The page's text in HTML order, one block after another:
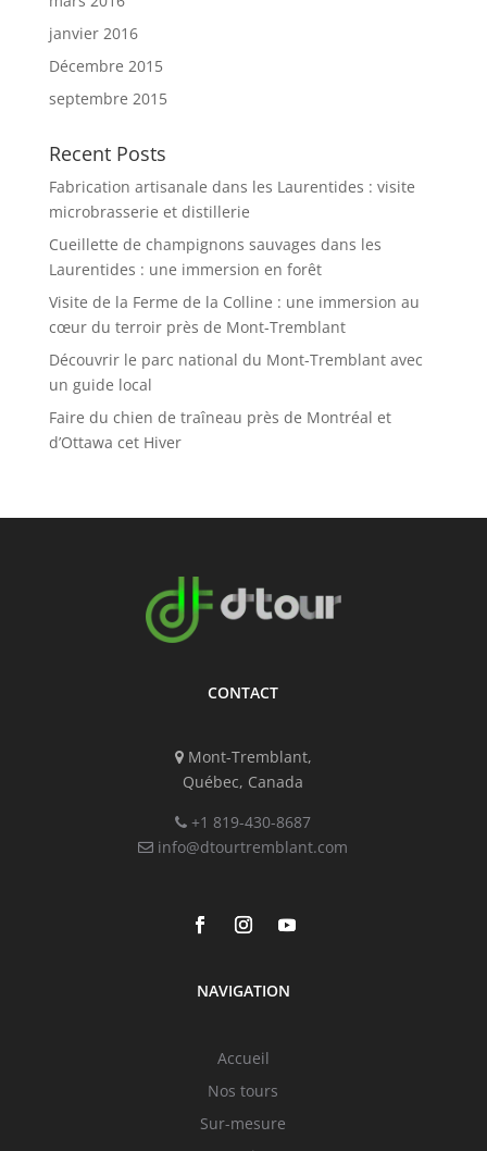
janvier 2016
Décembre 2015
septembre 2015
Recent Posts
Fabrication artisanale dans les Laurentides : visite
microbrasserie et distillerie
Cueillette de champignons sauvages dans les
Laurentides : une immersion en forêt
Visite de la Ferme de la Colline : une immersion au
cœur du terroir près de Mont-Tremblant
Découvrir le parc national du Mont-Tremblant avec
un guide local
Faire du chien de traîneau près de Montréal et
d’Ottawa cet Hiver
CONTACT
Mont-Tremblant,
Québec, Canada
+1 819-430-8687
info@dtourtremblant.com
NAVIGATION
Accueil
Nos tours
Sur-mesure